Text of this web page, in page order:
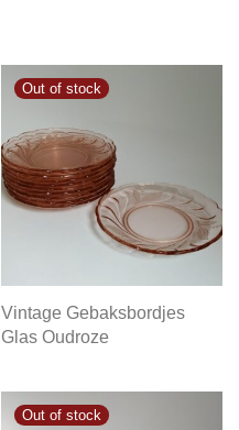
Vintage Gebaksbordjes
Glas Oudroze